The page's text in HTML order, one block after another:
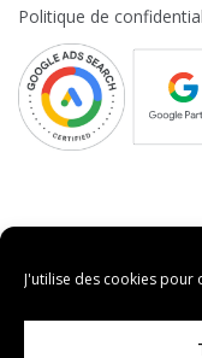
J'utilise des cookies pour
Politique de
Vos
Mon site utilise des